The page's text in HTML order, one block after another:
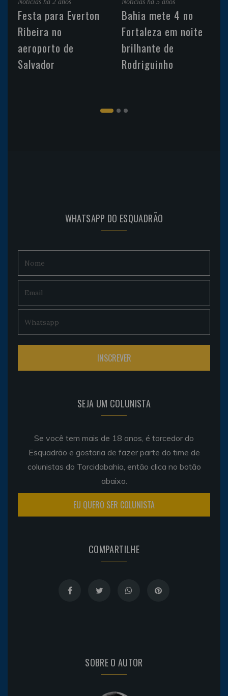
Noticias há 2 anos
Festa para Everton
Ribeira no
aeroporto de
Salvador
Noticias há 5 anos
Bahia mete 4 no
Fortaleza em noite
brilhante de
Rodriguinho
WHATSAPP DO ESQUADRÃO
SEJA UM COLUNISTA
Se você tem mais de 18 anos, é torcedor do
Esquadrão e gostaria de fazer parte do time de
colunistas do Torcidabahia, então clica no botão
abaixo.
EU QUERO SER COLUNISTA
COMPARTILHE
SOBRE O AUTOR